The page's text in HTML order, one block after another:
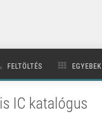
FELTÖLTÉS EGYEBEK
IC katalógus